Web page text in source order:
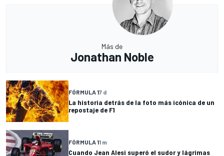
Más de
Jonathan Noble
FÓRMULA 17 d
La historia detrás de la foto más icónica de un
repostaje de F1
FÓRMULA 11 m
Cuando Jean Alesi superó el sudor y lágrimas